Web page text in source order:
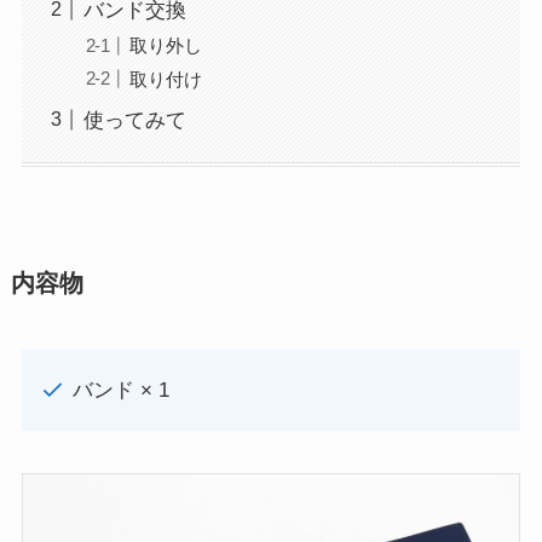
バンド交換
取り外し
取り付け
使ってみて
内容物
バンド × 1